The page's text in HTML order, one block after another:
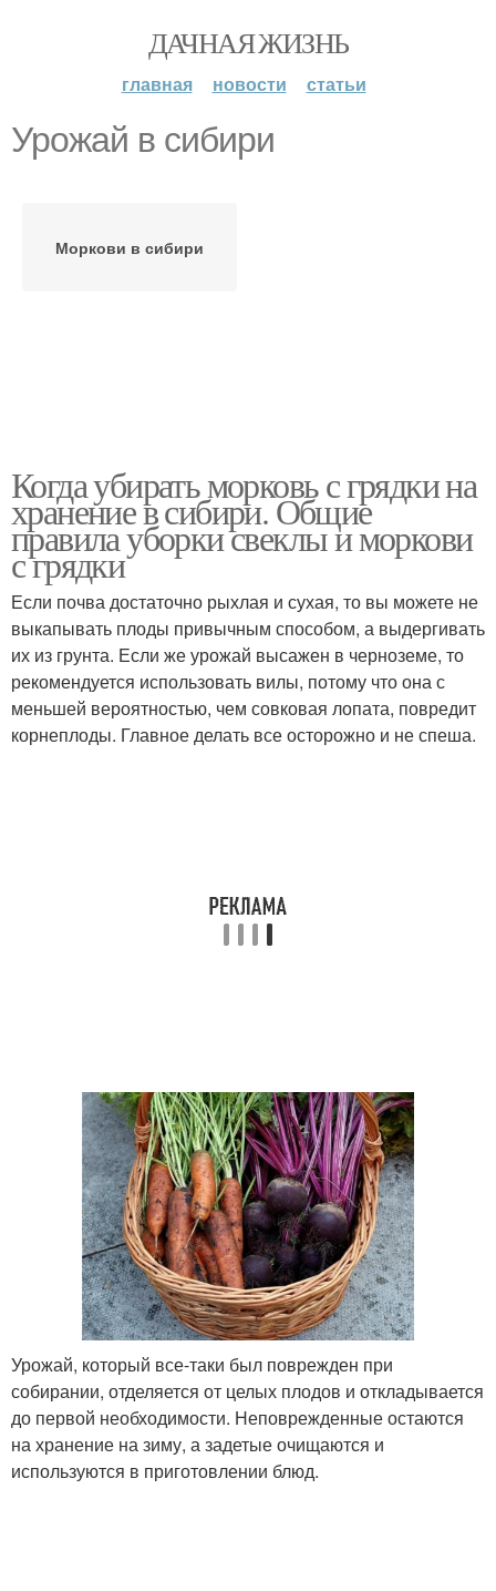
ДАЧНАЯ ЖИЗНЬ
главная новости статьи
Урожай в сибири
Моркови в сибири
Когда убирать морковь с грядки на
хранение в сибири. Общие
правила уборки свеклы и моркови
с грядки
Если почва достаточно рыхлая и сухая, то вы можете не
выкапывать плоды привычным способом, а выдергивать
их из грунта. Если же урожай высажен в черноземе, то
рекомендуется использовать вилы, потому что она с
меньшей вероятностью, чем совковая лопата, повредит
корнеплоды. Главное делать все осторожно и не спеша.
Урожай, который все-таки был поврежден при
собирании, отделяется от целых плодов и откладывается
до первой необходимости. Неповрежденные остаются
на хранение на зиму, а задетые очищаются и
используются в приготовлении блюд.